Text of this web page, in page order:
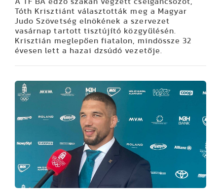
Tóth Krisztiánt választották meg a Magyar
Judo Szövetség elnökének a szervezet
vasárnap tartott tisztújító közgyűlésén.
Krisztián meglepően fiatalon, mindössze 32
évesen lett a hazai dzsúdó vezetője.